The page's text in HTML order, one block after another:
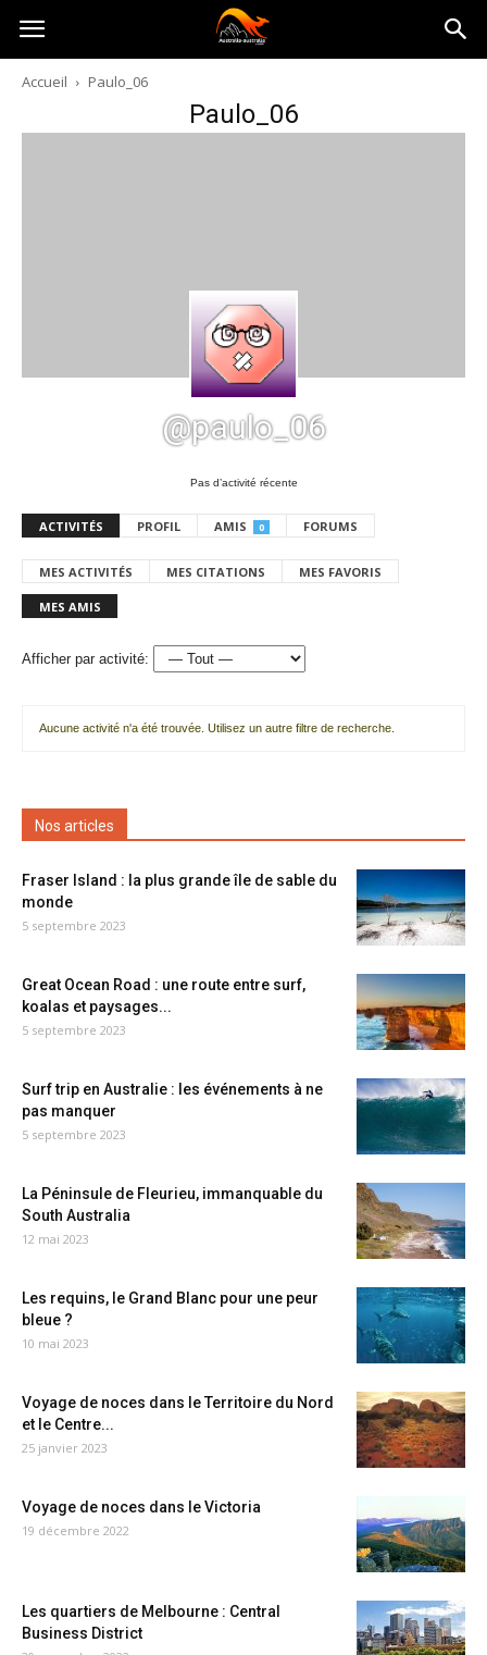
Australia-
australie.com
Accueil Paulo_06
Paulo_06
@paulo_06
Pas d’activité récente
ACTIVITÉS PROFIL AMIS 0 FORUMS
MES ACTIVITÉS MES CITATIONS MES FAVORIS
MES AMIS
Afficher par activité:
Aucune activité n'a été trouvée. Utilisez un autre filtre de recherche.
Nos articles
Fraser Island : la plus grande île de sable du
monde
5 septembre 2023
Great Ocean Road : une route entre surf,
koalas et paysages...
5 septembre 2023
Surf trip en Australie : les événements à ne
pas manquer
5 septembre 2023
La Péninsule de Fleurieu, immanquable du
South Australia
12 mai 2023
Les requins, le Grand Blanc pour une peur
bleue ?
10 mai 2023
Voyage de noces dans le Territoire du Nord
et le Centre...
25 janvier 2023
Voyage de noces dans le Victoria
19 décembre 2022
Les quartiers de Melbourne : Central
Business District